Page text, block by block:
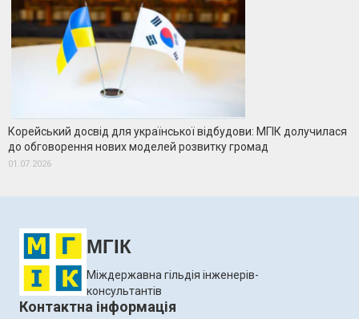
Корейський досвід для української відбудови: МГІК долучилася
до обговорення нових моделей розвитку громад
01.07.2026
МГІК
Міждержавна гільдія інженерів-
консультантів
Контактна інформація